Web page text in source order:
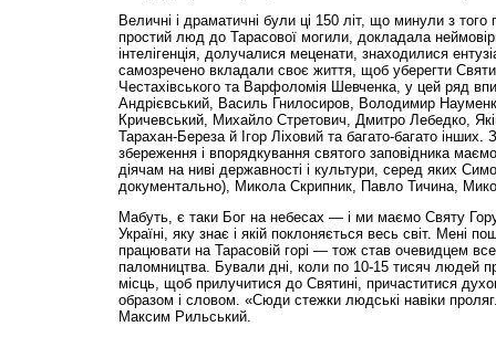
Величні і драматичні були ці 150 літ, що минули з того
простий люд до Тарасової могили, докладала
інтелігенція, долучалися меценати, знаходилися
самозречено вкладали своє життя, щоб уберегти
Честахівського та Варфоломія Шевченка, у цей ряд
Андрієвський, Василь Гнилосиров, Володимир
Кричевський, Михайло Стретович, Дмитро Лебедко,
Тарахан-Береза й Ігор Ліховий та багато-багато інших.
збереження і впорядкування святого заповідника
діячам на ниві державності і культури, серед яких
документально), Микола Скрипник, Павло Тичина,
Мабуть, є таки Бог на небесах — і ми маємо Святу
Україні, яку знає і якій поклоняється весь світ. Мені
працювати на Тарасовій горі — тож став очевидцем
паломництва. Бували дні, коли по 10-15 тисяч людей
місць, щоб прилучитися до Святині, причаститися
образом і словом. «Сюди стежки людські навіки
Максим Рильський.